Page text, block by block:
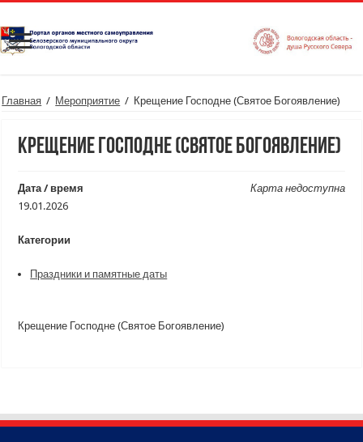
Главная / Мероприятие / Крещение Господне (Святое Богоявление)
Крещение Господне (Святое Богоявление)
Карта недоступна
Дата / время
19.01.2026
Категории
Праздники и памятные даты
Крещение Господне (Святое Богоявление)